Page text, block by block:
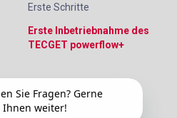
Erste Schritte
Erste Inbetriebnahme des
TECGET powerflow+